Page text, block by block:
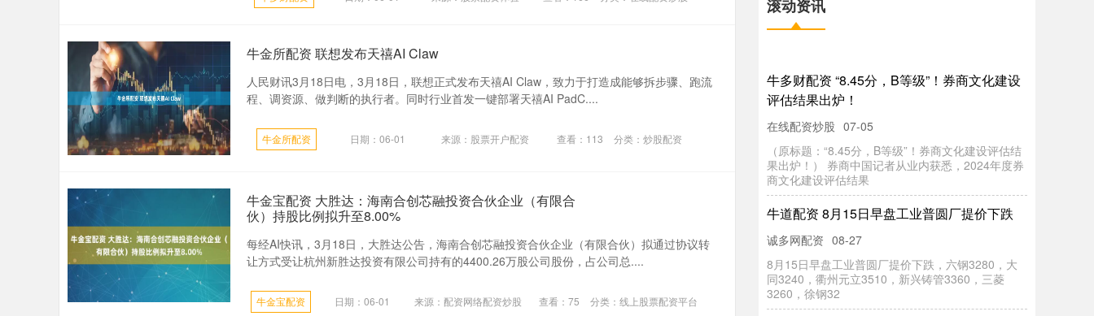
牛金所配资 联想发布天禧AI Claw
人民财讯3月18日电，3月18日，联想正式发布天禧AI Claw，致力于打造成能够拆步骤、跑流
程、调资源、做判断的执行者。同时行业首发一键部署天禧AI PadC....
牛金所配资 日期：06-01 来源：股票开户配资 查看： 113 分类： 炒股配资
牛金宝配资 大胜达：海南合创芯融投资合伙企业（有限合
伙）持股比例拟升至8.00%
每经AI快讯，3月18日，大胜达公告，海南合创芯融投资合伙企业（有限合伙）拟通过协议转
让方式受让杭州新胜达投资有限公司持有的4400.26万股公司股份，占公司总....
牛金宝配资 日期：06-01 来源：配资网络配资炒股 查看：75 分类：线上股票配资平台
滚动资讯
牛多财配资 “8.45分，B等级”！券商文化建设
评估结果出炉！
在线配资炒股 07-05
（原标题：“8.45分，B等级”！券商文化建设评估结
果出炉！） 券商中国记者从业内获悉，2024年度券
商文化建设评估结果
牛道配资 8月15日早盘工业普圆厂提价下跌
诚多网配资 08-27
8月15日早盘工业普圆厂提价下跌，六钢3280，大
同3240，衢州元立3510，新兴铸管3360，三菱
3260，徐钢32